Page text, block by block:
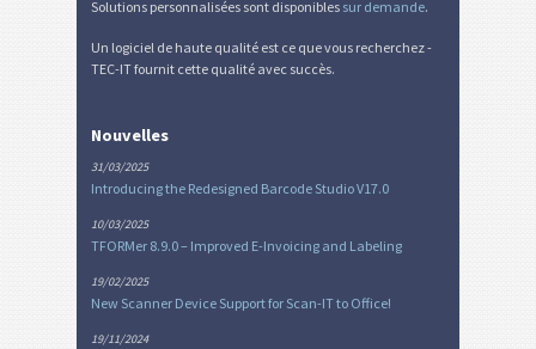
Solutions personnalisées sont disponibles sur demande.
Un logiciel de haute qualité est ce que vous recherchez -
TEC-IT fournit cette qualité avec succès.
Nouvelles
31/03/2025
Introducing the Redesigned Barcode Studio V17.0
10/03/2025
TFORMer 8.9.0 – Improved E-Invoicing and Labeling
19/02/2025
New Scanner Device Support for Scan-IT to Office!
19/11/2024